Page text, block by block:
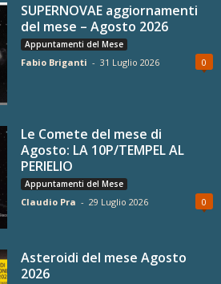
SUPERNOVAE aggiornamenti
del mese – Agosto 2026
Appuntamenti del Mese
Fabio Briganti - 31 Luglio 2026 0
Le Comete del mese di
Agosto: LA 10P/TEMPEL AL
PERIELIO
Appuntamenti del Mese
Claudio Pra - 29 Luglio 2026 0
Asteroidi del mese Agosto
2026